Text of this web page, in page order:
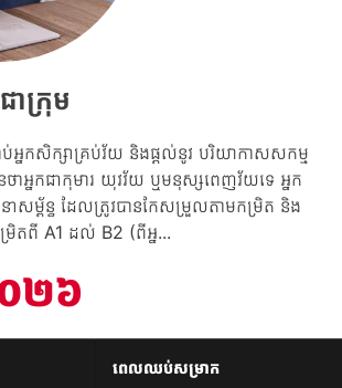
ាក្រុម
អ្នកសិក្សាគ្រប់វ័យ និងផ្តល់នូវ បរិយាកាសសកម្ម
ាអ្នកជាកុមារ យុវវ័យ ឬមនុស្សពេញវ័យទេ អ្នក
សម្ព័ន្ធ ដែលត្រូវបានកែសម្រួលតាមកម្រិត និង
តពី A1 ដល់ B2 (ពីអ្ន...
២៦
ពេលឈប់សម្រាក